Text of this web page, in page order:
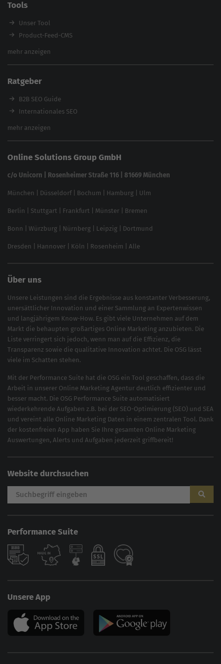
Enterprise SEO Agentur
Workshops
Tools
Unser Tool
Product-Feed-CMS
Website Analyse
Backlink-Check
Ladezeiten-Check
Brand Protection Tool
Website SEO Check
feed2content.ai
mehr anzeigen
Ratgeber
B2B SEO Guide
Internationales SEO
eCommerce SEO
In ChatGPT gefunden werden
Linkbuilding 2025
Local SEO
SEO für Online Shops
Brand Monitoring 2025
mehr anzeigen
Online Solutions Group GmbH
c/o Unicorn | Rosenheimer Straße 116 | 81669 München
München Düsseldorf| Bochum Hamburg Ulm
Berlin Stuttgart Frankfurt Münster Bremen
Bonn Würzburg Nürnberg Leipzig Dortmund
Dresden Hannover Köln Rosenheim Alle
Über uns
Unsere Leistungen sind die Ergebnisse aus konstanter Verbesserung,
unersättlicher Innovation und einer Sammlung an Expertenwissen
und langjährigem Know-How. Es gibt viele Unternehmen auf dem
Markt die behaupten großartiges Online Marketing anzubieten. Die
Liste verringert sich jedoch, wenn man auf die Effizienz, die
Transparenz sowie die qualitative Innovation achtet. Die OSG lässt
viele im Schatten stehen.
Mit der Performance Suite hat die OSG ein Tool geschaffen, dass die
Arbeit in unserer Online Marketing Agentur deutlich effizienter und
besser macht. Die OSG Performance Suite automatisiert
wiederkehrende Aufgaben z.B. bei der SEO-Optimierung (SEO) und SEA
und vereint alle Online Marketing Daten in einem zentralen Tool. Dank
der kostenfreien App haben Sie Ihre gesamten Online Marketing
Auswertungen, Alerts und Aufgaben jederzeit griffbereit!
Website durchsuchen
Performance Suite
Unsere App